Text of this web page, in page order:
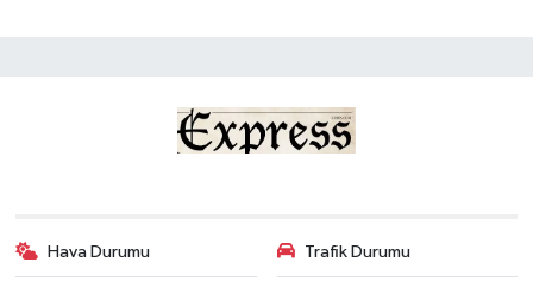
Hava Durumu Trafik Durumu